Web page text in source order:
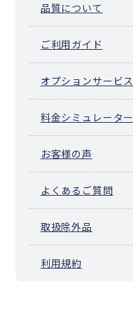
品質について
ご利用ガイド
オプションサービス
料金シミュレーター
お客様の声
よくあるご質問
取扱除外品
利用規約